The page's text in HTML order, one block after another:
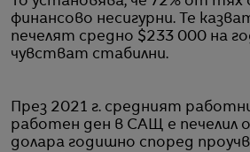
финансово несигурни. Те
печелят средно $233 000 на
чувстват стабилни.
През 2021 г. средният
работен ден в САЩ е печелил
долара годишно според